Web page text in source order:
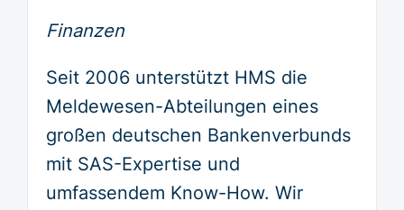
Finanzen
Seit 2006 unterstützt HMS die
Meldewesen-Abteilungen eines
großen deutschen Bankenverbunds
mit SAS-Expertise und
umfassendem Know-How. Wir